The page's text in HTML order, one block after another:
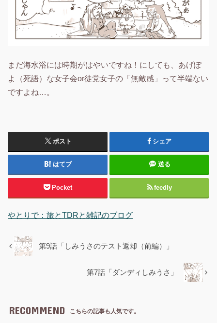
まだ海水浴には時期がはやいですね！にしても、あげぽ
よ（死語）な女子会or徒党女子の「無敵感」って半端ない
ですよね…。
ポスト シェア
はてブ 送る
Pocket feedly
やとりで：旅とTDRと雑記のブログ
第9話「しみうさのテスト返却（前編）」
第7話「ダンディしみうさ」
RECOMMEND こちらの記事も人気です。